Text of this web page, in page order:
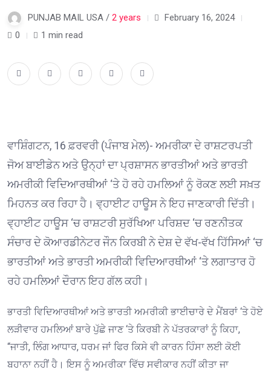
PUNJAB MAIL USA / 2 years
February 16, 2024
0
1 min read
ਵਾਸ਼ਿੰਗਟਨ, 16 ਫ਼ਰਵਰੀ (ਪੰਜਾਬ ਮੇਲ)- ਅਮਰੀਕਾ ਦੇ ਰਾਸ਼ਟਰਪਤੀ
ਜੋਅ ਬਾਈਡੇਨ ਅਤੇ ਉਨ੍ਹਾਂ ਦਾ ਪ੍ਰਸ਼ਾਸਨ ਭਾਰਤੀਆਂ ਅਤੇ ਭਾਰਤੀ
ਅਮਰੀਕੀ ਵਿਦਿਆਰਥੀਆਂ ‘ਤੇ ਹੋ ਰਹੇ ਹਮਲਿਆਂ ਨੂੰ ਰੋਕਣ ਲਈ ਸਖ਼ਤ
ਮਿਹਨਤ ਕਰ ਰਿਹਾ ਹੈ। ਵ੍ਹਾਈਟ ਹਾਊਸ ਨੇ ਇਹ ਜਾਣਕਾਰੀ ਦਿੱਤੀ।
ਵ੍ਹਾਈਟ ਹਾਊਸ ‘ਚ ਰਾਸ਼ਟਰੀ ਸੁਰੱਖਿਆ ਪਰਿਸ਼ਦ ‘ਚ ਰਣਨੀਤਕ
ਸੰਚਾਰ ਦੇ ਕੋਆਰਡੀਨੇਟਰ ਜੌਨ ਕਿਰਬੀ ਨੇ ਦੇਸ਼ ਦੇ ਵੱਖ-ਵੱਖ ਹਿੱਸਿਆਂ ‘ਚ
ਭਾਰਤੀਆਂ ਅਤੇ ਭਾਰਤੀ ਅਮਰੀਕੀ ਵਿਦਿਆਰਥੀਆਂ ‘ਤੇ ਲਗਾਤਾਰ ਹੋ
ਰਹੇ ਹਮਲਿਆਂ ਦੌਰਾਨ ਇਹ ਗੱਲ ਕਹੀ।
ਭਾਰਤੀ ਵਿਦਿਆਰਥੀਆਂ ਅਤੇ ਭਾਰਤੀ ਅਮਰੀਕੀ ਭਾਈਚਾਰੇ ਦੇ ਮੈਂਬਰਾਂ ‘ਤੇ ਹੋਏ
ਲੜੀਵਾਰ ਹਮਲਿਆਂ ਬਾਰੇ ਪੁੱਛੇ ਜਾਣ ‘ਤੇ ਕਿਰਬੀ ਨੇ ਪੱਤਰਕਾਰਾਂ ਨੂੰ ਕਿਹਾ,
“ਜਾਤੀ, ਲਿੰਗ ਆਧਾਰ, ਧਰਮ ਜਾਂ ਫਿਰ ਕਿਸੇ ਵੀ ਕਾਰਨ ਹਿੰਸਾ ਲਈ ਕੋਈ
ਬਹਾਨਾ ਨਹੀਂ ਹੈ। ਇਸ ਨੂੰ ਅਮਰੀਕਾ ਵਿੱਚ ਸਵੀਕਾਰ ਨਹੀਂ ਕੀਤਾ ਜਾ